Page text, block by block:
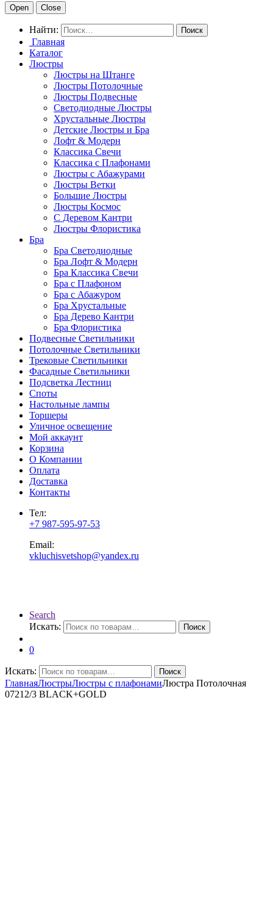
Open Close
Найти:
Главная
Каталог
Люстры
Люстры на Штанге
Люстры Потолочные
Люстры Подвесные
Светодиодные Люстры
Хрустальные Люстры
Детские Люстры и Бра
Лофт & Модерн
Классика Свечи
Классика с Плафонами
Люстры с Абажурами
Люстры Ветки
Большие Люстры
Люстры Космос
С Деревом Кантри
Люстры Флористика
Бра
Бра Светодиодные
Бра Лофт & Модерн
Бра Классика Свечи
Бра с Плафоном
Бра с Абажуром
Бра Хрустальные
Бра Дерево Кантри
Бра Флористика
Подвесные Светильники
Потолочные Светильники
Трековые Светильники
Фасадные Светильники
Подсветка Лестниц
Споты
Настольные лампы
Торшеры
Уличное освещение
Мой аккаунт
Корзина
О Компании
Оплата
Доставка
Контакты
Тел:
+7 987-595-97-53
Email:
vkluchisvetshop@yandex.ru
Search
Искать:
Поиск
0
Искать: Поиск
ГлавнаяЛюстрыЛюстры с плафонамиЛюстра Потолочная
07212/3 BLACK+GOLD